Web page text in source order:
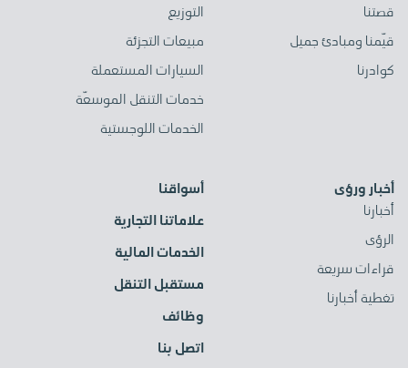
قصتنا
قيّمنا ومبادئ جميل
كوادرنا
التوزيع
مبيعات التجزئة
السيارات المستعملة
خدمات التنقل الموسعّة
الخدمات اللوجستية
أخبار ورؤى
أخبارنا
الرؤى
قراءات سريعة
تغطية أخبارنا
أسواقنا
علاماتنا التجارية
الخدمات المالية
مستقبل التنقل
وظائف
اتصل بنا